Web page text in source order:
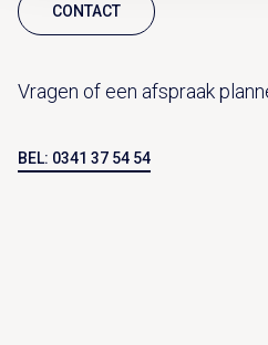
CONTACT
Vragen of een afspraak
BEL: 0341 37 54 54